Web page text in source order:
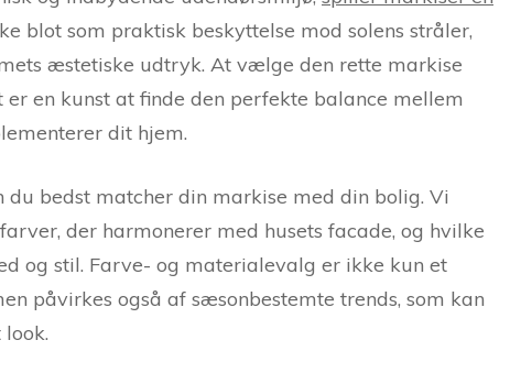
blot som praktisk beskyttelse mod solens stråler,
æstetiske udtryk. At vælge den rette markise
en kunst at finde den perfekte balance mellem
dit hjem.
bedst matcher din markise med din bolig. Vi
der harmonerer med husets facade, og hvilke
og stil. Farve- og materialevalg er ikke kun et
påvirkes også af sæsonbestemte trends, som kan